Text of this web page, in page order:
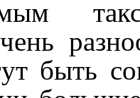
быть